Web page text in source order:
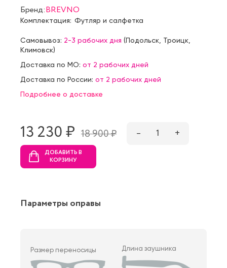
Бренд:BREVNO
Комплектация: Футляр и салфетка
Самовывоз: 2-3 рабочих дня (Подольск Троицк
Климовск)
Доставка по МО: от 2 рабочих дней
Доставка по России: от 2 рабочих дней
Подробнее о доставке
13 230 ₷ 18 900 ₷ – 1 +
ДОБАВИТЬ В
КОРЗИНУ
Параметры оправы
Размер переносицы Длина заушника